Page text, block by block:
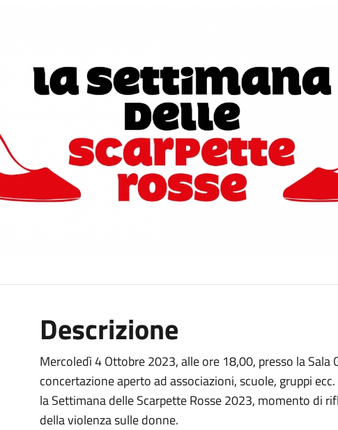
Descrizione
Mercoledì 4 Ottobre 2023, alle ore 18,00, presso la
concertazione aperto ad associazioni, scuole, gruppi
la Settimana delle Scarpette Rosse 2023, momento di
della violenza sulle donne.